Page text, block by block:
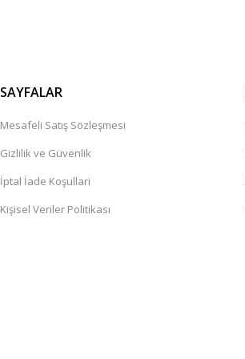
SAYFALAR
Mesafeli Satış Sözleşmesi
Gizlilik ve Güvenlik
İptal İade Koşullari
Kişisel Veriler Politikası